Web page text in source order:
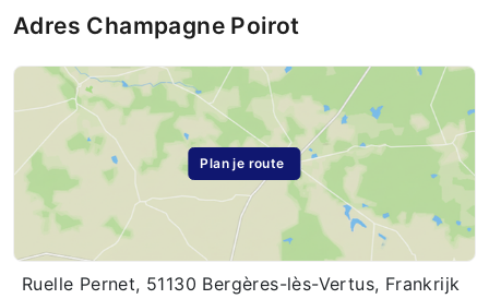
Adres Champagne Poirot
Plan je route
Ruelle Pernet, 51130 Bergères-lès-Vertus, Frankrijk